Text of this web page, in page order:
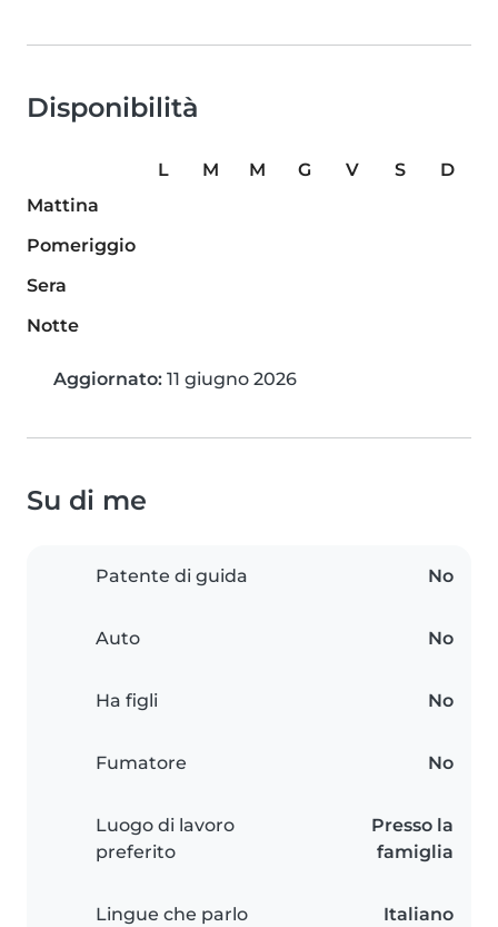
Disponibilità
L M M G V S
D
Mattina
Pomeriggio
Sera
Notte
Aggiornato: 11 giugno 2026
Su di me
Patente di guida No
Auto No
Ha figli No
Fumatore No
Luogo di lavoro
preferito
Presso la
famiglia
Lingue che parlo Italiano